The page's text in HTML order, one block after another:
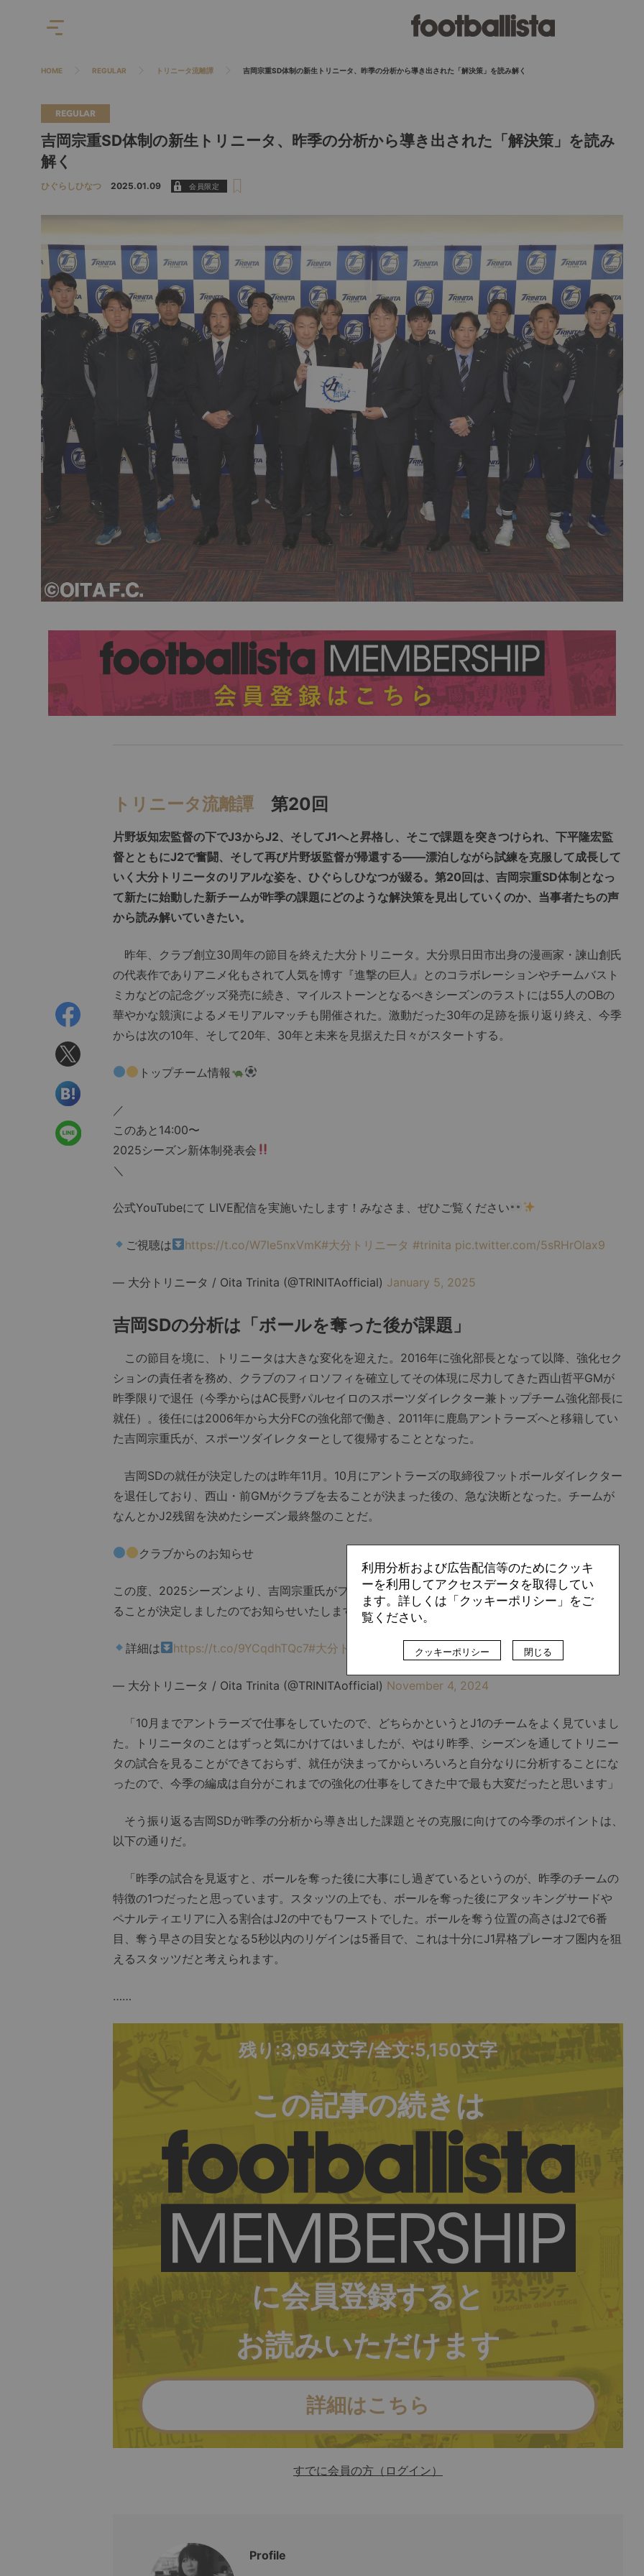
HOME REGULAR トリニータ流離譚 吉岡宗重SD体制の新生トリニータ、昨季の分析から導き出された「解決策」を読み解く
REGULAR
吉岡宗重SD体制の新生トリニータ、昨季の分析から導き出された「解決策」を読み
解く
ひぐらしひなつ 2025.01.09
トリニータ流離譚 第20回
片野坂知宏監督の下でJ3からJ2、そしてJ1へと昇格し、そこで課題を突きつけられ、下平隆宏監
督とともにJ2で奮闘、そして再び片野坂監督が帰還する――漂泊しながら試練を克服して成長して
いく大分トリニータのリアルな姿を、ひぐらしひなつが綴る。第20回は、吉岡宗重SD体制となっ
て新たに始動した新チームが昨季の課題にどのような解決策を見出していくのか、当事者たちの声
から読み解いていきたい。
昨年、クラブ創立30周年の節目を終えた大分トリニータ。大分県日田市出身の漫画家・諫山創氏
の代表作でありアニメ化もされて人気を博す『進撃の巨人』とのコラボレーションやチームバスト
ミカなどの記念グッズ発売に続き、マイルストーンとなるべきシーズンのラストには55人のOBの
華やかな競演によるメモリアルマッチも開催された。激動だった30年の足跡を振り返り終え、今季
からは次の10年、そして20年、30年と未来を見据えた日々がスタートする。
トップチーム情報
／
このあと14:00〜
2025シーズン新体制発表会
＼
公式YouTubeにて LIVE配信を実施いたします！みなさま、ぜひご覧ください
ご視聴は https://t.co/W7le5nxVmK#大分トリニータ #trinita pic.twitter.com/5sRHrOlax9
— 大分トリニータ / Oita Trinita (@TRINITAofficial) January 5, 2025
吉岡SDの分析は「ボールを奪った後が課題」
この節目を境に、トリニータは大きな変化を迎えた。2016年に強化部長となって以降、強化セク
ションの責任者を務め、クラブのフィロソフィを確立してその体現に尽力してきた西山哲平GMが
昨季限りで退任（今季からはAC長野パルセイロのスポーツダイレクター兼トップチーム強化部長に
就任）。後任には2006年から大分FCの強化部で働き、2011年に鹿島アントラーズへと移籍してい
た吉岡宗重氏が、スポーツダイレクターとして復帰することとなった。
吉岡SDの就任が決定したのは昨年11月。10月にアントラーズの取締役フットボールダイレクター
を退任しており、西山・前GMがクラブを去ることが決まった後の、急な決断となった。チームが
なんとかJ2残留を決めたシーズン最終盤のことだ。
クラブからのお知らせ
この度、2025シーズンより、吉岡宗重氏がフットボール事業本部スポーツダイレクターに就任す
ることが決定しましたのでお知らせいたします。
詳細は https://t.co/9YCqdhTQc7#大分トリニータ #trinita #三位一体
— 大分トリニータ / Oita Trinita (@TRINITAofficial) November 4, 2024
「10月までアントラーズで仕事をしていたので、どちらかというとJ1のチームをよく見ていまし
た。トリニータのことはずっと気にかけてはいましたが、やはり昨季、シーズンを通してトリニー
タの試合を見ることができておらず、就任が決まってからいろいろと自分なりに分析することにな
ったので、今季の編成は自分がこれまでの強化の仕事をしてきた中で最も大変だったと思います」
そう振り返る吉岡SDが昨季の分析から導き出した課題とその克服に向けての今季のポイントは、
以下の通りだ。
「昨季の試合を見返すと、ボールを奪った後に大事にし過ぎているというのが、昨季のチームの
特徴の1つだったと思っています。スタッツの上でも、ボールを奪った後にアタッキングサードや
ペナルティエリアに入る割合はJ2の中でもワーストでした。ボールを奪う位置の高さはJ2で6番
目、奪う早さの目安となる5秒以内のリゲインは5番目で、これは十分にJ1昇格プレーオフ圏内を狙
えるスタッツだと考えられます。
……
残り:3,954文字/全文:5,150文字
この記事の続きは
に会員登録すると
お読みいただけます
詳細はこちら
すでに会員の方（ログイン）
Profile
利用分析および広告配信等のためにクッキ
ーを利用してアクセスデータを取得してい
ます。詳しくは「クッキーポリシー」をご
覧ください。
クッキーポリシー 閉じる